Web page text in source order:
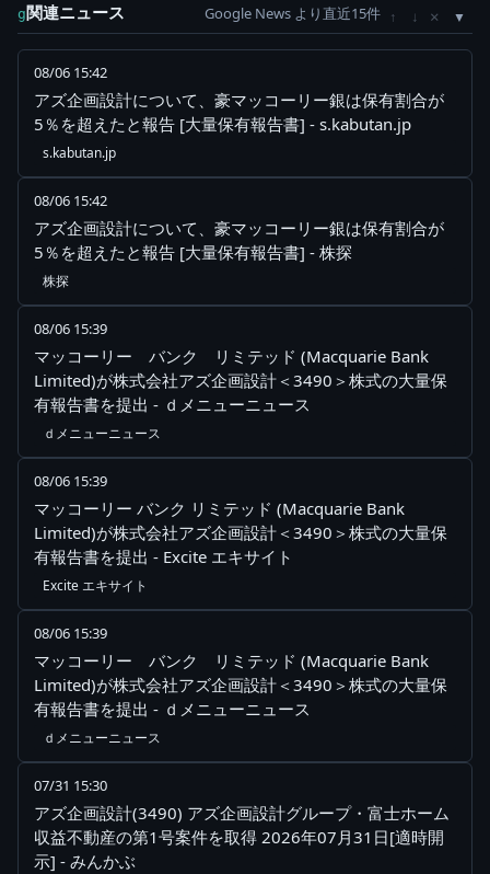
g関連ニュース Google News より直近15件 ↑ ↓ ×
08/06 15:42
アズ企画設計について、豪マッコーリー銀は保有割合が
5％を超えたと報告 [大量保有報告書] - s.kabutan.jp
s.kabutan.jp
08/06 15:42
アズ企画設計について、豪マッコーリー銀は保有割合が
5％を超えたと報告 [大量保有報告書] - 株探
株探
08/06 15:39
マッコーリー バンク リミテッド (Macquarie Bank
Limited)が株式会社アズ企画設計＜3490＞株式の大量保
有報告書を提出 - ｄメニューニュース
ｄメニューニュース
08/06 15:39
マッコーリー バンク リミテッド (Macquarie Bank
Limited)が株式会社アズ企画設計＜3490＞株式の大量保
有報告書を提出 - Excite エキサイト
Excite エキサイト
08/06 15:39
マッコーリー バンク リミテッド (Macquarie Bank
Limited)が株式会社アズ企画設計＜3490＞株式の大量保
有報告書を提出 - ｄメニューニュース
ｄメニューニュース
07/31 15:30
アズ企画設計(3490) アズ企画設計グループ・富士ホーム
収益不動産の第1号案件を取得 2026年07月31日[適時開
示] - みんかぶ